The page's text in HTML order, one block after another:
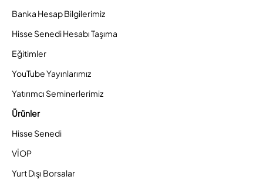
Banka Hesap Bilgilerimiz
Hisse Senedi Hesabı Taşıma
Eğitimler
YouTube Yayınlarımız
Yatırımcı Seminerlerimiz
Ürünler
Hisse Senedi
VİOP
Yurt Dışı Borsalar